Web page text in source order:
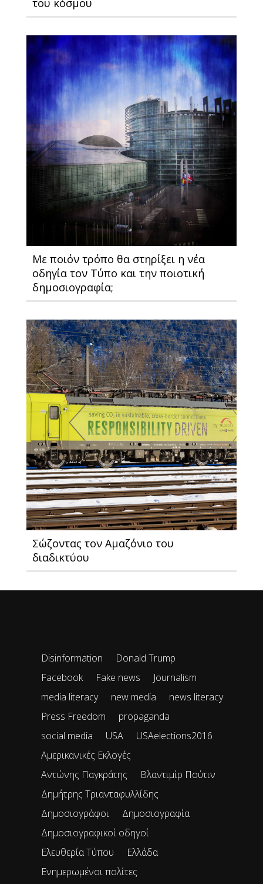
του κόσμου
Με ποιόν τρόπο θα στηρίξει η νέα
οδηγία τον Τύπο και την ποιοτική
δημοσιογραφία;
Σώζοντας τον Αμαζόνιο του
διαδικτύου
Disinformation
Donald Trump
Facebook
Fake news
Journalism
media literacy
new media
news literacy
Press Freedom
propaganda
social media
USA
USAelections2016
Αμερικανικές Εκλογές
Αντώνης Παγκράτης
Βλαντιμίρ Πούτιν
Δημήτρης Τριανταφυλλίδης
Δημοσιογράφοι
Δημοσιογραφία
Δημοσιογραφικοί οδηγοί
Ελευθερία Τύπου
Ελλάδα
Ενημερωμένοι πολίτες